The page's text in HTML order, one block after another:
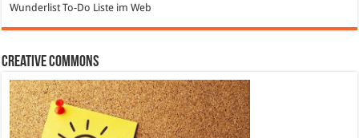
Wunderlist To-Do Liste im Web
Creative Commons